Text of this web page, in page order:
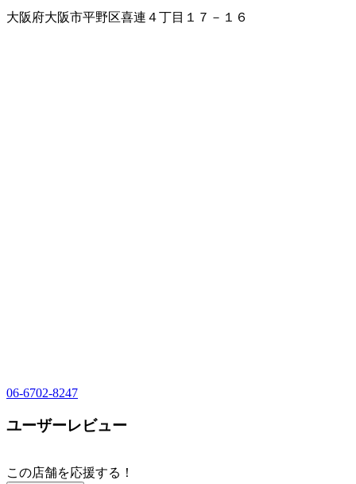
大阪府大阪市平野区喜連４丁目１７－１６
06-6702-8247
ユーザーレビュー
この店舗を応援する！